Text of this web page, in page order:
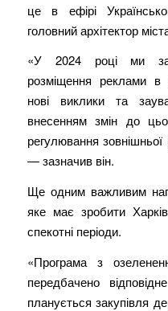
це в ефірі
головний архітектор
«У 2024 році ми
розміщення реклами в
нові виклики та
внесенням змін до
регулювання
— зазначив він.
Ще одним важливим
яке має зробити
спекотні періоди.
«Програма з
передбачено
планується закупівля